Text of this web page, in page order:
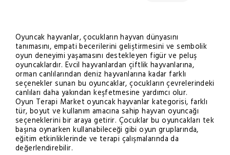
Oyuncak hayvanlar, çocukların hayvan dünyasını
tanımasını, empati becerilerini geliştirmesini ve sembolik
oyun deneyimi yaşamasını destekleyen figür ve peluş
oyuncaklardır. Evcil hayvanlardan çiftlik hayvanlarına,
orman canlılarından deniz hayvanlarına kadar farklı
seçenekler sunan bu oyuncaklar, çocukların çevrelerindeki
canlıları daha yakından keşfetmesine yardımcı olur.
Oyun Terapi Market oyuncak hayvanlar kategorisi, farklı
tür, boyut ve kullanım amacına sahip hayvan oyuncağı
seçeneklerini bir araya getirir. Çocuklar bu oyuncakları tek
başına oynarken kullanabileceği gibi oyun gruplarında,
eğitim etkinliklerinde ve terapi çalışmalarında da
değerlendirebilir.